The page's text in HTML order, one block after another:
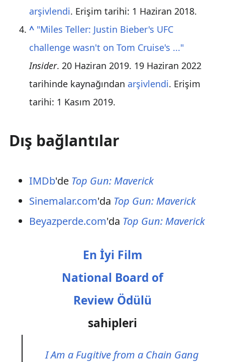
arşivlendi. Erişim tarihi: 1 Haziran 2018.
^ "Miles Teller: Justin Bieber's UFC
challenge wasn't on Tom Cruise's ..."
Insider. 20 Haziran 2019. 19 Haziran 2022
tarihinde kaynağından arşivlendi. Erişim
tarihi: 1 Kasım 2019.
Dış bağlantılar
IMDb'de Top Gun: Maverick
Sinemalar.com'da Top Gun: Maverick
Beyazperde.com'da Top Gun: Maverick
En İyi Film
National Board of
Review Ödülü
sahipleri
I Am a Fugitive from a Chain Gang